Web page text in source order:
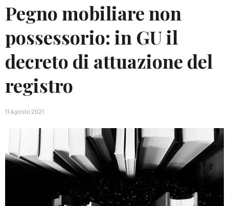
Pegno mobiliare non
possessorio: in GU il
decreto di attuazione del
registro
11 Agosto 2021